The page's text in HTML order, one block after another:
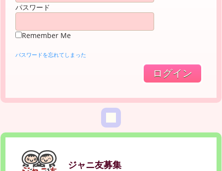
パスワード
Remember Me
パスワードを忘れてしまった
ジャニ友募集